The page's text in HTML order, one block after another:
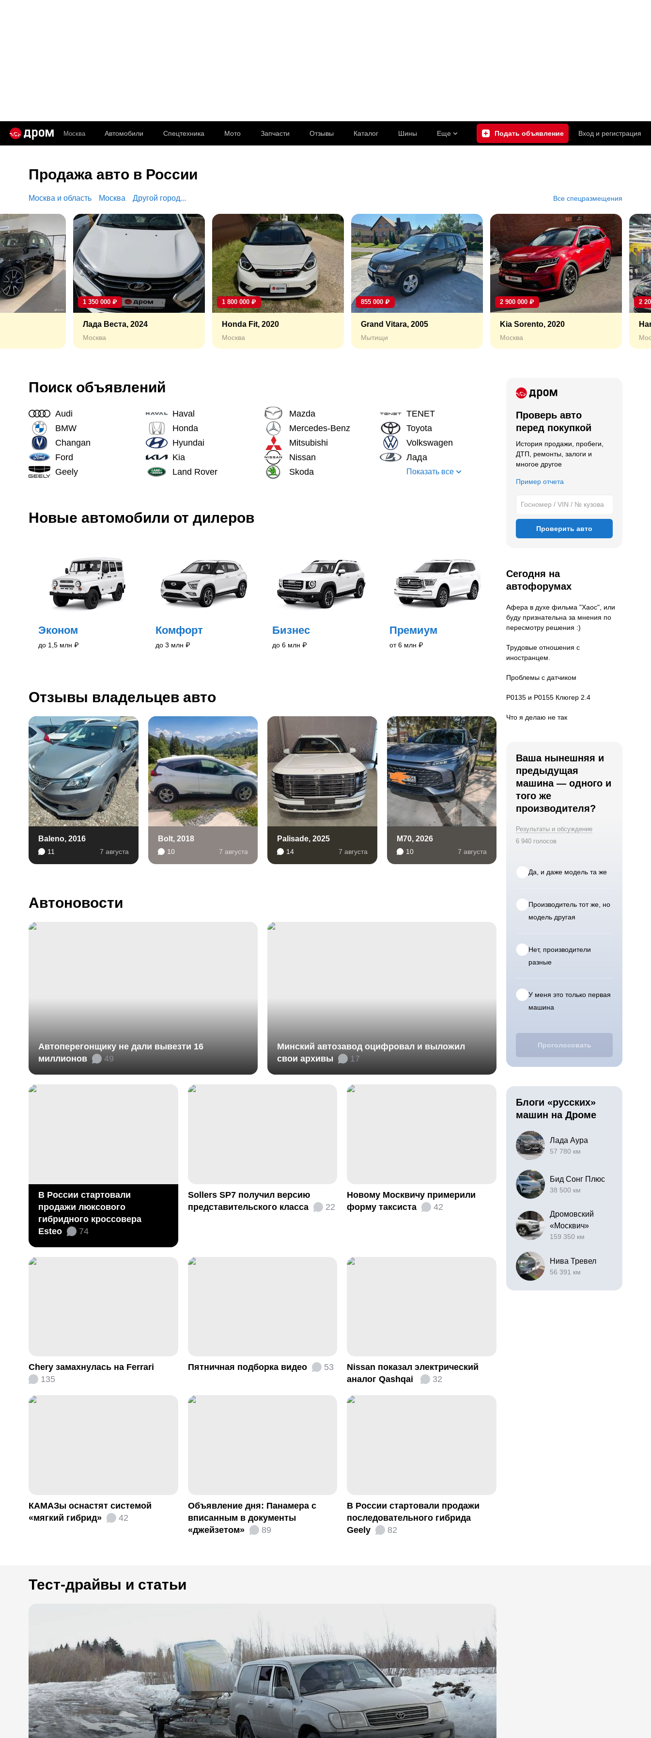
Москва Автомобили Спецтехника Мото Запчасти Отзывы Каталог Шины Еще Подать объявление Вход и регистрация
Продажа авто в России
Москва и область Москва Другой город... Все спецразмещения
1 350 000 ₽
Лада Веста, 2024
Москва
1 800 000 ₽
Honda Fit, 2020
Москва
855 000 ₽
Grand Vitara, 2005
Мытищи
2 900 000 ₽
Kia Sorento, 2020
Москва
2
Поиск объявлений
Audi
BMW
Changan
Ford
Geely
Haval
Honda
Hyundai
Kia
Land Rover
Mazda
Mercedes-Benz
Mitsubishi
Nissan
Skoda
TENET
Toyota
Volkswagen
Лада
Показать все
Новые автомобили от дилеров
Эконом
до 1,5 млн ₽
Комфорт
до 3 млн ₽
Бизнес
до 6 млн ₽
Премиум
от 6 млн ₽
Отзывы владельцев авто
Baleno, 2016
11 7 августа
Bolt, 2018
10 7 августа
Palisade, 2025
14 7 августа
M70, 2026
10 7 августа
Автоновости
Автоперегонщику не дали вывезти 16
миллионов
49
Минский автозавод оцифровал и выложил
свои архивы
17
В России стартовали
продажи люксового
гибридного кроссовера
Esteo
74
Sollers SP7 получил версию
представительского класса
22
Новому Москвичу примерили
форму таксиста
42
Chery замахнулась на Ferrari
135
Пятничная подборка видео 53
Nissan показал электрический
аналог Qashqai
32
КАМАЗы оснастят системой
«мягкий гибрид»
42
Объявление дня: Панамера с
вписанным в документы
«джейзетом»
89
В России стартовали продажи
последовательного гибрида
Geely
82
Тест-драйвы и статьи
Проверь авто
перед покупкой
История продажи, пробеги,
ДТП, ремонты, залоги и
многое другое
Пример отчета
Проверить авто
Сегодня на
автофорумах
Афера в духе фильма "Хаос", или
буду признательна за мнения по
пересмотру решения :)
Трудовые отношения с
иностранцем.
Проблемы с датчиком
P0135 и P0155 Клюгер 2.4
Что я делаю не так
Ваша нынешняя и
предыдущая
машина — одного и
того же
производителя?
Результаты и обсуждение
6 940 голосов
Да, и даже модель та же
Производитель тот же, но
модель другая
Нет, производители
разные
У меня это только первая
машина
Проголосовать
Блоги «русских»
машин на Дроме
Лада Аура
57 780 км
Бид Сонг Плюс
38 500 км
Дромовский
«Москвич»
159 350 км
Нива Тревел
56 391 км